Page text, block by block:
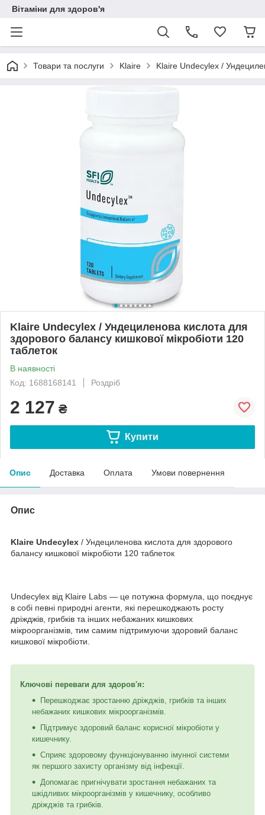
Вітаміни для здоров'я
Товари та послуги Klaire Klaire Undecylex /
Klaire Undecylex / Ундециленова кислота для
здорового балансу кишкової мікробіоти 120
таблеток
В наявності
Код: 1688168141
Роздріб
2 127 ₴
Купити
Опис Доставка Оплата Умови повернення
Опис
Klaire Undecylex / Ундециленова кислота для здорового
балансу кишкової мікробіоти 120 таблеток
Undecylex від Klaire Labs — це потужна формула, що поєднує
в собі певні природні агенти, які перешкоджають росту
дріжджів, грибків та інших небажаних кишкових
мікроорганізмів, тим самим підтримуючи здоровий баланс
кишкової мікробіоти.
Ключові переваги для здоров'я:
Перешкоджає зростанню дріжджів, грибків та інших
небажаних кишкових мікроорганізмів.
Підтримує здоровий баланс корисної мікробіоти у
кишечнику.
Сприяє здоровому функціонуванню імунної системи
як першого захисту організму від інфекції.
Допомагає пригнічувати зростання небажаних та
шкідливих мікроорганізмів у кишечнику, особливо
дріжджів та грибків.